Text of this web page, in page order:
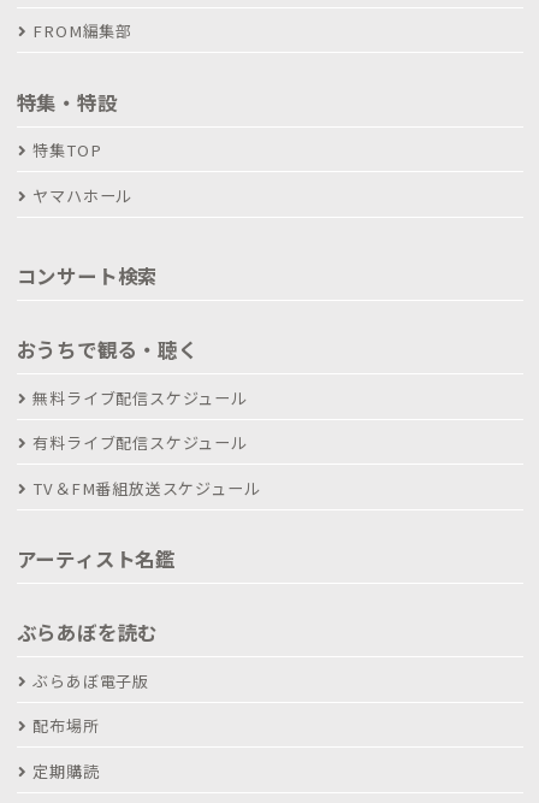
FROM編集部
特集・特設
特集TOP
ヤマハホール
コンサート検索
おうちで観る・聴く
無料ライブ配信スケジュール
有料ライブ配信スケジュール
TV＆FM番組放送スケジュール
アーティスト名鑑
ぶらあぼを読む
ぶらあぼ電子版
配布場所
定期購読